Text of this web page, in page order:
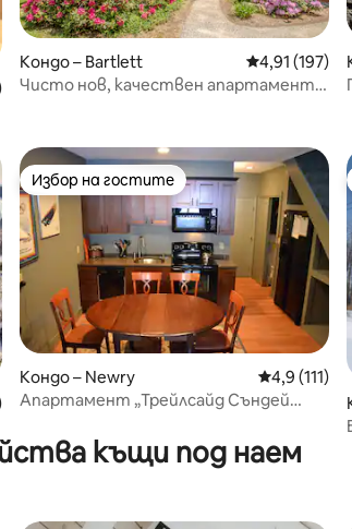
4,98 от 5, 100 отзива
Кондо – Bartlett Средна
4,91 (197)
Чисто нов, качествен апартамент с
4,93 от 5, 119 отзива
Избор на гостите
Избор на гостите
Кондо – Newry Средна
4,9 (111)
Апартамент „Трейлсайд Съндей
къщи под наем